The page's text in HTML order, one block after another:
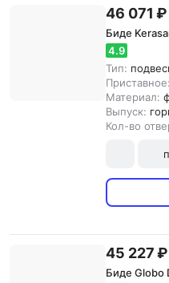
46 071 ₽
Биде
4.9
Тип:
Приставное:
Материал:
Выпуск:
Кол-во
45 227 ₽
Биде Globo